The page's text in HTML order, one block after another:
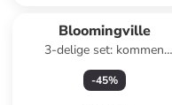
Bloomingville
3-delige set: kommen
"Primrose" beige - 250 ml
-45%